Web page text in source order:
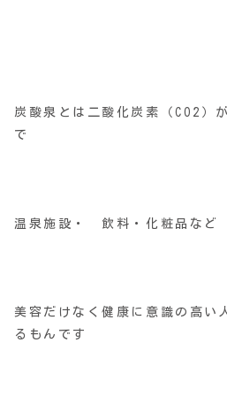
炭酸泉とは二酸化炭素（CO2）
で
温泉施設・ 飲料・化粧品など
美容だけなく健康に意識の高い
るもんです